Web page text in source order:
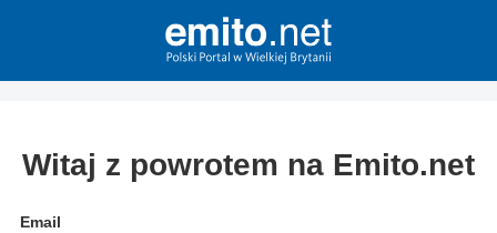
Witaj z powrotem na Emito.net
Email